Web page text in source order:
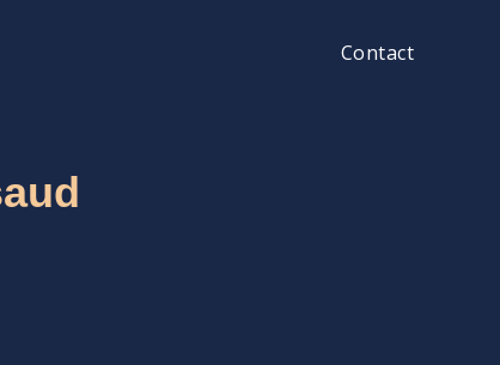
Contact